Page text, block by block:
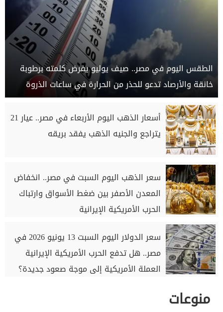
الطقس اليوم في مصر.. صيف يوليو يفرض كلمته برطوبة
خانقة والأرصاد تدعو للحذر من الحرارة في ساعات الذروة
أسعار الذهب اليوم الأربعاء في مصر.. عيار 21
يتراجع والجنيه الذهب يفقد بريقه
سعر الذهب اليوم السبت في مصر.. انخفاض
المعدن الأصفر بين ضغط الأسواق وارتباك
الحرب الأمريكية الإيرانية
سعر الدولار اليوم السبت 13 يونيو 2026 في
مصر.. هل تدفع الحرب الأمريكية الإيرانية
العملة الأمريكية إلى موجة صعود جديدة؟
منوعات